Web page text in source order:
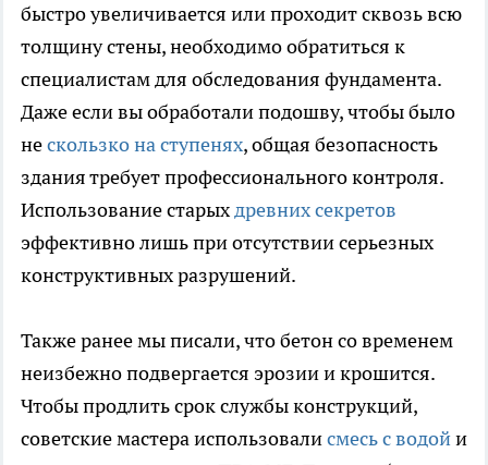
быстро увеличивается или проходит сквозь всю
толщину стены, необходимо обратиться к
специалистам для обследования фундамента.
Даже если вы обработали подошву, чтобы было
нескользко на ступенях, общая безопасность
здания требует профессионального контроля.
Использование старыхдревних секретов
эффективно лишь при отсутствии серьезных
конструктивных разрушений.
Также ранее мы писали, что бетон со временем
неизбежно подвергается эрозии и крошится.
Чтобы продлить срок службы конструкций,
советские мастера использовалисмесь с водойи